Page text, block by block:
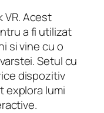
Acest
a fi utilizat
si vine cu o
Setul cu
dispozitiv
explora lumi